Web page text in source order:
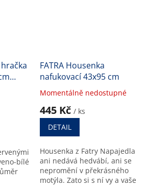
bílé
FATRA Housenka
nafukovací 43x95 cm
Průměrné
produktu
4,8
5
hvězdiček.
Momentálně nedostupné
445 Kč / ks
DETAIL
Housenka z Fatry Napajedla
ani nedává hedvábí, ani se
nepromění v překrásného
motýla. Zato si s ní vy a vaše